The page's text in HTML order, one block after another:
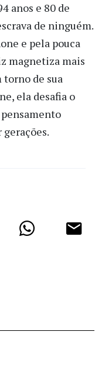
anos e 80 de
de ninguém.
e pela pouca
magnetiza mais
torno de sua
ela desafia o